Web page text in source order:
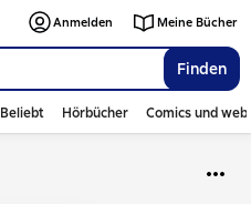
Finden
Anmelden Meine Bücher
Beliebt Hörbücher Comics und